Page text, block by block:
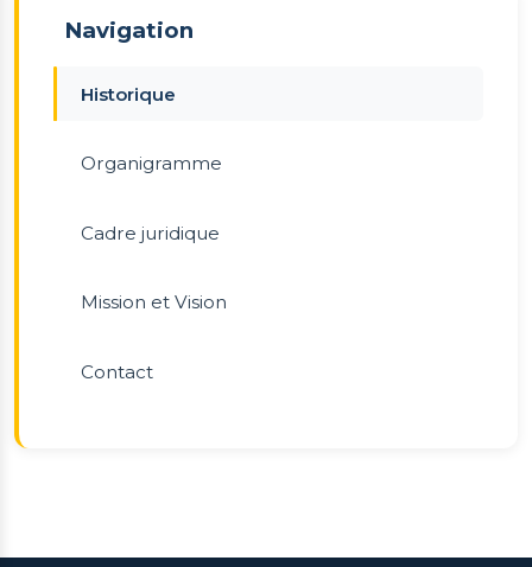
Navigation
Historique
Organigramme
Cadre juridique
Mission et Vision
Contact